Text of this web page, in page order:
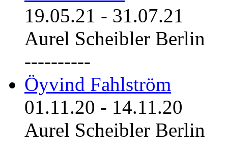
19.05.21 - 31.07.21
Aurel Scheibler Berlin
----------
Öyvind Fahlström
01.11.20 - 14.11.20
Aurel Scheibler Berlin